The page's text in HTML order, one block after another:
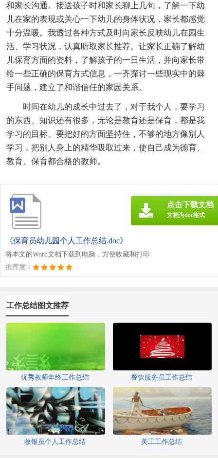
和家长沟通。接送孩子时和家长聊上几句，了解一下幼
儿在家的表现或关心一下幼儿的身体状况，家长都感觉
十分温暖。我透过各种方式及时向家长反映幼儿在园生
活、学习状况，认真听取家长推荐。让家长正确了解幼
儿保育方面的资料，了解孩子的一日生活，并向家长带
给一些正确的保育方式信息，一齐探讨一些现实中的棘
手问题，建立了和谐信任的家园关系。
时间在幼儿的成长中过去了，对于我个人，要学习
的东西、知识还有很多，无论是教育还是保育，都是我
学习的目标。要把好的方面坚持住，不够的地方像别人
学习，把别人身上的精华吸取过来，使自己成为德育、
教育、保育都合格的教师。
《保育员幼儿园个人工作总结.doc》
将本文的Word文档下载到电脑，方便收藏和打印
推荐度：
点击下载文档
文档为doc格式
工作总结图文推荐
优秀教师年终工作总结 餐饮服务员工作总结
收银员个人工作总结 美工工作总结